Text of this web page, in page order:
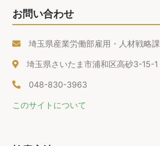
お問い合わせ
埼玉県産業労働部雇用・人材戦略課
埼玉県さいたま市浦和区高砂3-15-1
048-830-3963
このサイトについて